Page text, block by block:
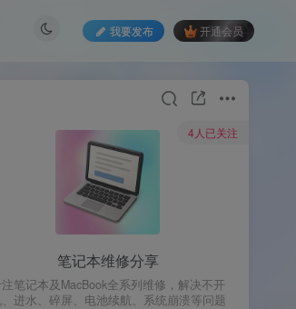
我要发布 开通会员
4人已关注
笔记本维修分享
笔记本及MacBook全系列维修，解决不开
进水、碎屏、电池续航、系统崩溃等问题